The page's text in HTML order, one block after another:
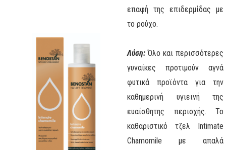
επαφή της επιδερμίδας με
το ρούχο.
Λύση: Όλο και περισσότερες
γυναίκες προτιμούν αγνά
φυτικά προϊόντα για την
καθημερινή υγιεινή της
ευαίσθητης περιοχής. Το
καθαριστικό τζελ Intimate
Chamomile με απαλά